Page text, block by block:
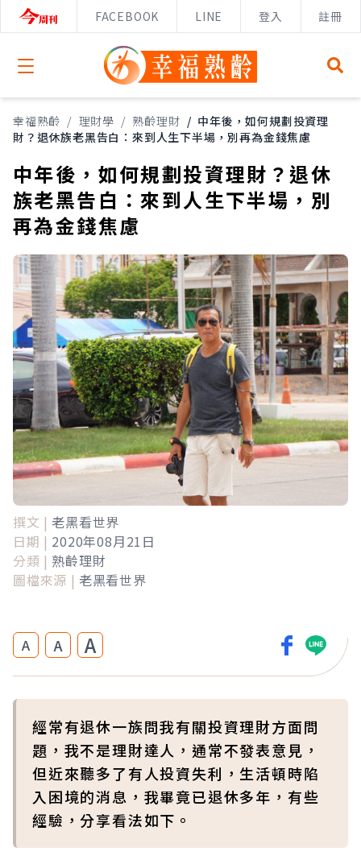
FACEBOOK LINE 登入 註冊
Open menu
幸福熟齡 / 理財學 / 熟齡理財 / 中年後，如何規劃投資理
財？退休族老黑告白：來到人生下半場，別再為金錢焦慮
中年後，如何規劃投資理財？退休
族老黑告白：來到人生下半場，別
再為金錢焦慮
撰文 | 老黑看世界
日期 | 2020年08月21日
分類 | 熟齡理財
圖檔來源 | 老黑看世界
A A A
經常有退休一族問我有關投資理財方面問
題，我不是理財達人，通常不發表意見，
但近來聽多了有人投資失利，生活頓時陷
入困境的消息，我畢竟已退休多年，有些
經驗，分享看法如下。